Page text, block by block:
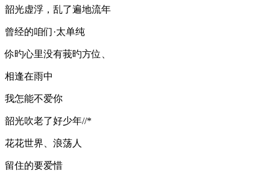
韶光虚浮，乱了遍地流年
曾经的咱们·太单纯
伱旳心里没有莪旳方位、
相逢在雨中
我怎能不爱你
韶光吹老了好少年//*
花花世界、浪荡人
留住的要爱惜